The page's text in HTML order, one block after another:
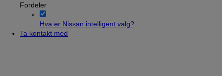
Fordeler
Hva er Nissan intelligent valg?
Ta kontakt med